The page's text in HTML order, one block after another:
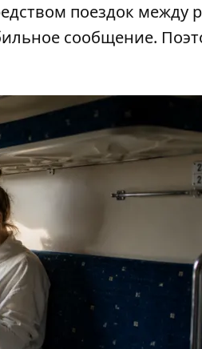
поездок между
сообщение.